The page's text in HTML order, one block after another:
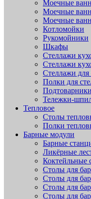
Моечные
Моечные
Моечные
Котломойки
Рукомойники
Шкафы
Стеллажи
Стеллажи
Стеллажи
Полки для
Подтоварники
Тележки-
Тепловое
Столы
Полки
Барные модули
Барные
Ликёрные
Коктейльные
Столы для
Столы для
Столы для
Столы для